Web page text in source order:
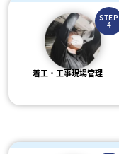
STEP
4
着工・工事現場管理